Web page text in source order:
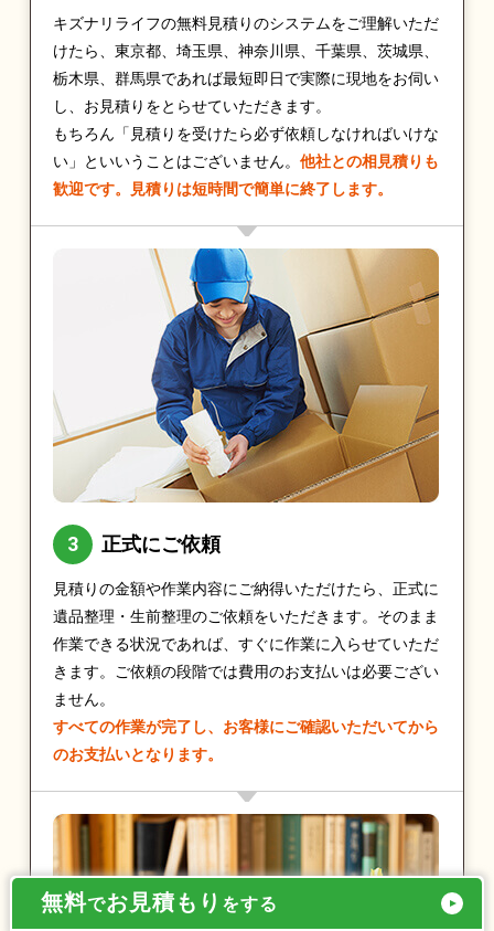
キズナリライフの無料見積りのシステムをご理解いただ
けたら、東京都、埼玉県、神奈川県、千葉県、茨城県、
栃木県、群馬県であれば最短即日で実際に現地をお伺い
し、お見積りをとらせていただきます。
もちろん「見積りを受けたら必ず依頼しなければいけな
い」といいうことはございません。 他社との相見積りも
歓迎です。見積りは短時間で簡単に終了します。
正式にご依頼
見積りの金額や作業内容にご納得いただけたら、正式に
遺品整理・生前整理のご依頼をいただきます。そのまま
作業できる状況であれば、すぐに作業に入らせていただ
きます。ご依頼の段階では費用のお支払いは必要ござい
ません。
すべての作業が完了し、お客様にご確認いただいてから
のお支払いとなります。
無料でお見積もり をする